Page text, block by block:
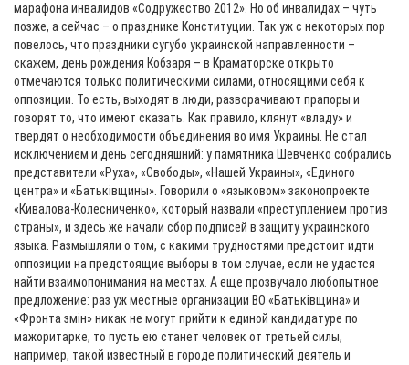
марафона инвалидов «Содружество 2012». Но об инвалидах – чуть
позже, а сейчас – о празднике Конституции. Так уж с некоторых пор
повелось, что праздники сугубо украинской направленности –
скажем, день рождения Кобзаря – в Краматорске открыто
отмечаются только политическими силами, относящими себя к
оппозиции. То есть, выходят в люди, разворачивают прапоры и
говорят то, что имеют сказать. Как правило, клянут «владу» и
твердят о необходимости объединения во имя Украины. Не стал
исключением и день сегодняшний: у памятника Шевченко собрались
представители «Руха», «Свободы», «Нашей Украины», «Единого
центра» и «Батькiвщины». Говорили о «языковом» законопроекте
«Кивалова-Колесниченко», который назвали «преступлением против
страны», и здесь же начали сбор подписей в защиту украинского
языка. Размышляли о том, с какими трудностями предстоит идти
оппозиции на предстоящие выборы в том случае, если не удастся
найти взаимопонимания на местах. А еще прозвучало любопытное
предложение: раз уж местные организации ВО «Батькiвщина» и
«Фронта змiн» никак не могут прийти к единой кандидатуре по
мажоритарке, то пусть ею станет человек от третьей силы,
например, такой известный в городе политический деятель и